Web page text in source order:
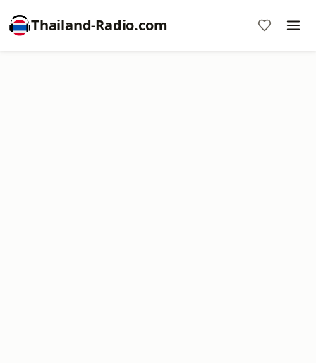
Thailand-Radio.com